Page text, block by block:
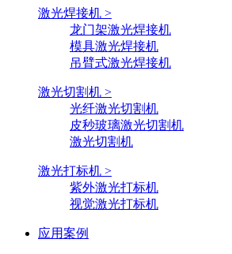
激光焊接机 >
龙门架激光焊接机
模具激光焊接机
吊臂式激光焊接机
激光切割机 >
光纤激光切割机
皮秒玻璃激光切割机
激光切割机
激光打标机 >
紫外激光打标机
视觉激光打标机
应用案例